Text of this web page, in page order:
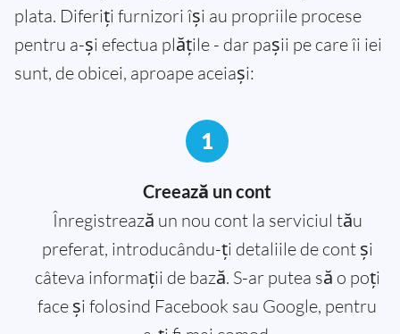
plata. Diferiți furnizori își au propriile procese
pentru a-și efectua plățile - dar pașii pe care îi iei
sunt, de obicei, aproape aceiași:
1
Creează un cont
Înregistrează un nou cont la serviciul tău
preferat, introducându-ți detaliile de cont și
câteva informații de bază. S-ar putea să o poți
face și folosind Facebook sau Google, pentru